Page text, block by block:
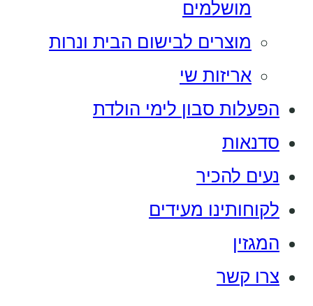
מושלמים
מוצרים לבישום הבית ונרות
אריזות שי
הפעלות סבון לימי הולדת
סדנאות
נעים להכיר
לקוחותינו מעידים
המגזין
צרו קשר